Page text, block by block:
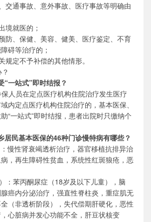
交通事故、意外事故、医疗事故等明确由
境就医的；
防、保健、美容、健美、医疗鉴定、不育
碍等治疗的；
规定不予补偿的其他情形。
“一站式”即时结报？
人员在定点医疗机构住院治疗发生医疗
内定点医疗机构住院治疗的，基本医保、
“一站式”即时结报，患者出院时只缴纳个
居民基本医保的46种门诊慢特病有哪些？
慢性肾衰竭透析治疗，器官移植抗排异治
，再生障碍性贫血，系统性红斑狼疮，恶
： 苯丙酮尿症（18岁及以下儿童），脑
癌内分泌治疗，强直性脊柱炎，重症肌无
（非透析阶段），失代偿期肝硬化，恶性
心脏病并发心功能不全，肝豆状核变